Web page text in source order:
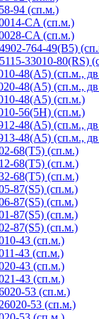
94 (сп.м.)
CA (сп.м.)
CA (сп.м.)
764-49(B5)
33010-80(RS)
48(A5) (сп.м.,
48(A5) (сп.м.,
48(А5) (сп.м.)
56(5H) (сп.м.)
48(A5) (сп.м.,
48(A5) (сп.м.,
68(Т5) (сп.м.)
68(Т5) (сп.м.)
68(Т5) (сп.м.)
87(S5) (сп.м.)
87(S5) (сп.м.)
87(S5) (сп.м.)
87(S5) (сп.м.)
43 (сп.м.)
43 (сп.м.)
43 (сп.м.)
43 (сп.м.)
53 (сп.м.)
53 (сп.м.)